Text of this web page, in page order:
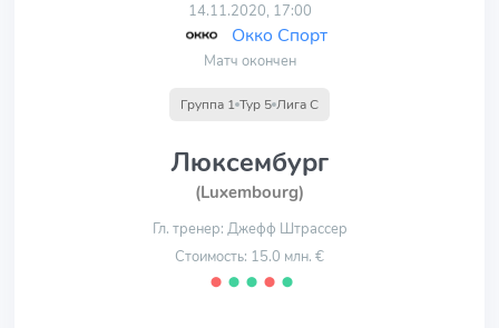
14.11.2020, 17:00
Окко Спорт
Матч окончен
Группа 1 Тур 5 Лига С
Люксембург
(Luxembourg)
Гл. тренер: Джефф Штрассер
Стоимость: 15.0 млн. €
⬤ ⬤ ⬤ ⬤ ⬤